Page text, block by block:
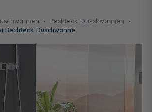
Rechteck-Duschwannen
Rechteck-Duschwanne